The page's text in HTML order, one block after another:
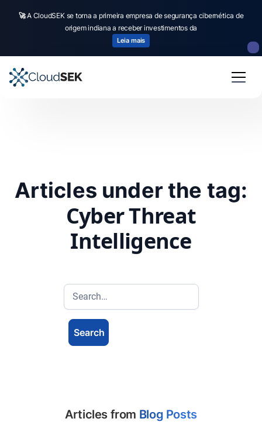
🚀A CloudSEK se torna a primeira empresa de segurança cibernética de
origem indiana a receber investimentos da
Leia mais
Articles under the tag:
Cyber Threat
Intelligence
Articles from Blog Posts